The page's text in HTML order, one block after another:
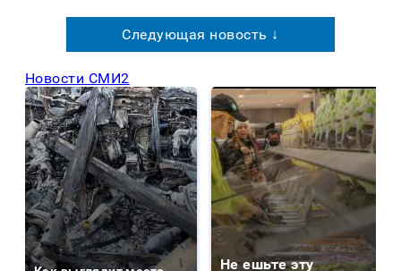
Следующая новость ↓
Новости СМИ2
Не ешьте эту